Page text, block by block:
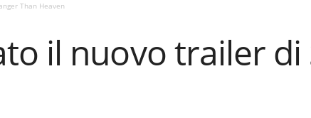
Than Heaven
il nuovo trailer